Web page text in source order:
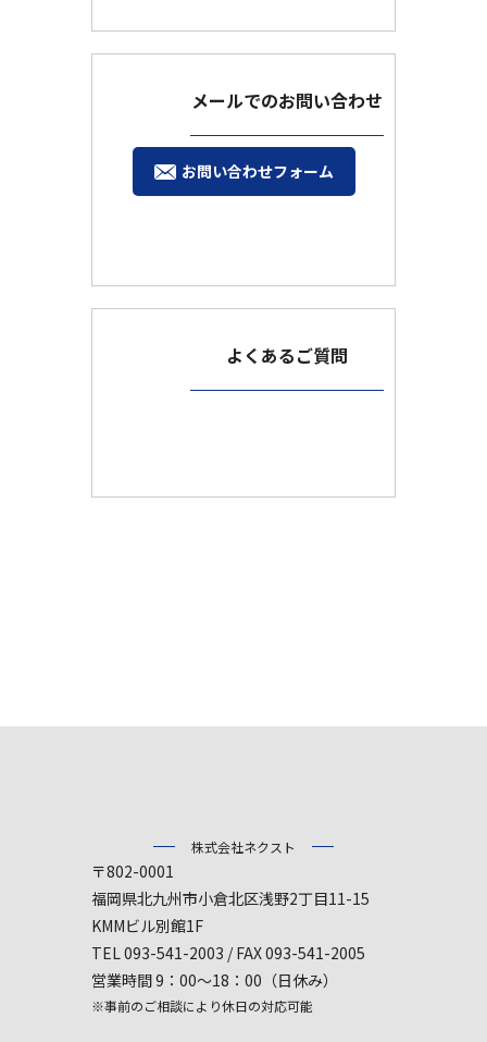
メールでのお問い合わせ
お問い合わせフォーム
よくあるご質問
株式会社ネクスト
〒802-0001
福岡県北九州市小倉北区浅野2丁目11-15
KMMビル別館1F
TEL 093-541-2003 / FAX 093-541-2005
営業時間 9：00～18：00（日休み）
※事前のご相談により休日の対応可能